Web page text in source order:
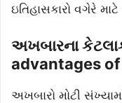
ઇતિહાસકારો વગેરે
અખબારના
advantages
અખબારો મોટી